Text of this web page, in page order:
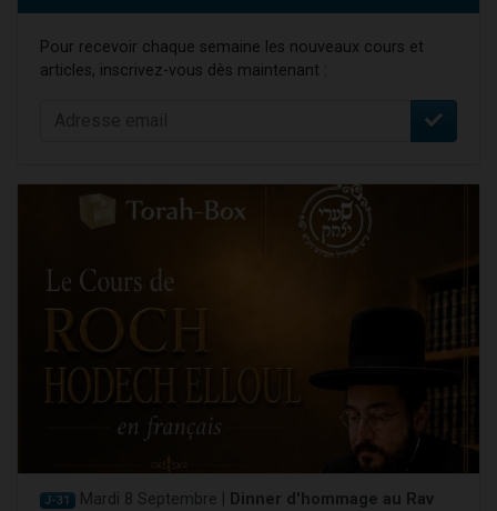
Pour recevoir chaque semaine les nouveaux cours et
articles, inscrivez-vous dès maintenant :
J-31 Mardi 8 Septembre |
Dinner d'hommage au Rav